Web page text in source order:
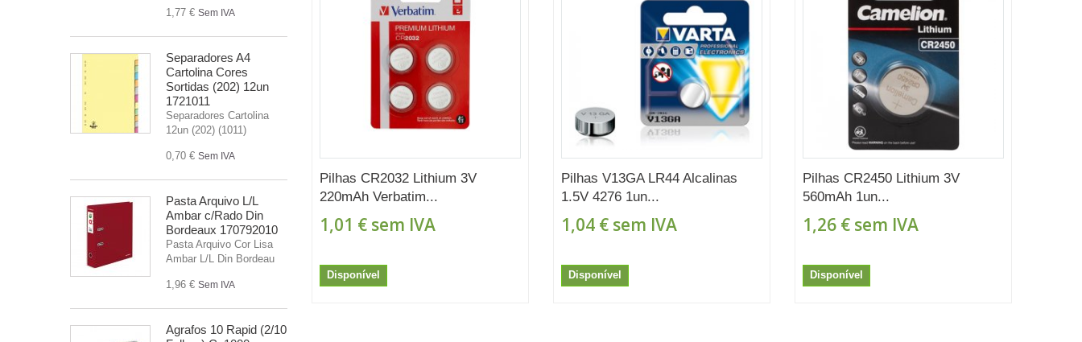
1,77 € Sem IVA
Separadores A4
Cartolina Cores
Sortidas (202) 12un
1721011
Separadores Cartolina
12un (202) (1011)
0,70 € Sem IVA
Pasta Arquivo L/L
Ambar c/Rado Din
Bordeaux 170792010
Pasta Arquivo Cor Lisa
Ambar L/L Din Bordeau
1,96 € Sem IVA
Agrafos 10 Rapid (2/10
Pilhas CR2032 Lithium 3V
220mAh Verbatim...
1,01 € sem IVA
Disponível
Pilhas V13GA LR44 Alcalinas
1.5V 4276 1un...
1,04 €sem IVA
Disponível
Pilhas CR2450 Lithium 3V
560mAh 1un...
1,26 €sem IVA
Disponível